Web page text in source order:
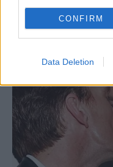
CONFIRM
Data Deletion